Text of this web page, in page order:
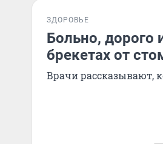
ЗДОРОВЬЕ
Больно, дорого
брекетах от
Врачи рассказывают,